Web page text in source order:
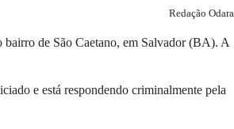
Redação Odara
de São Caetano, em Salvador (BA). A
e está respondendo criminalmente pela